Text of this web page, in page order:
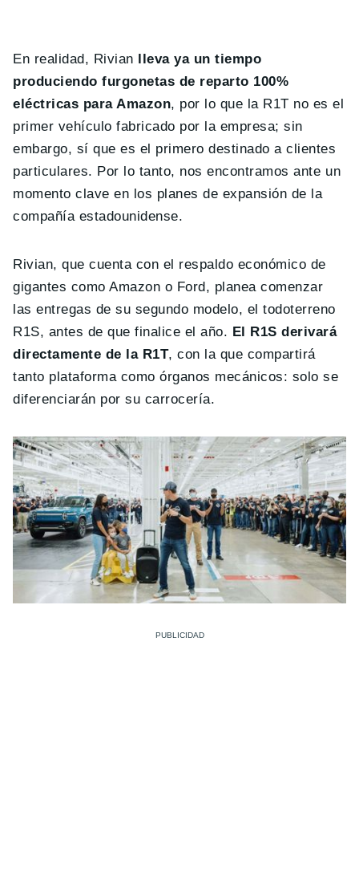
En realidad, Rivian
lleva ya un tiempo
produciendo furgonetas de reparto 100%
eléctricas para Amazon, por lo que la R1T no es el
primer vehículo fabricado por la empresa; sin
embargo, sí que es el primero destinado a clientes
particulares. Por lo tanto, nos encontramos ante un
momento clave en los planes de expansión de la
compañía estadounidense.
Rivian, que cuenta con el respaldo económico de
gigantes como Amazon o Ford, planea comenzar
las entregas de su segundo modelo, el todoterreno
R1S, antes de que finalice el año. El R1S derivará
directamente de la R1T, con la que compartirá
tanto plataforma como órganos mecánicos: solo se
diferenciarán por su carrocería.